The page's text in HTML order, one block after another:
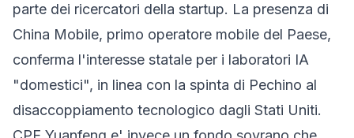
parte dei ricercatori della startup. La presenza di
China Mobile, primo operatore mobile del Paese,
conferma l'interesse statale per i laboratori IA
"domestici", in linea con la spinta di Pechino al
disaccoppiamento tecnologico dagli Stati Uniti.